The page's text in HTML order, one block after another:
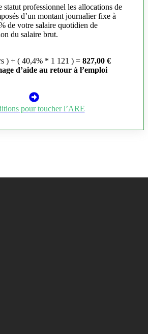
statut professionnel les allocations de
d’un montant journalier fixe à
de votre salaire quotidien de
du salaire brut.
) + ( 40,4% * 1 121 ) = 827,00 €
d’aide au retour à l’emploi
pour toucher l’ARE